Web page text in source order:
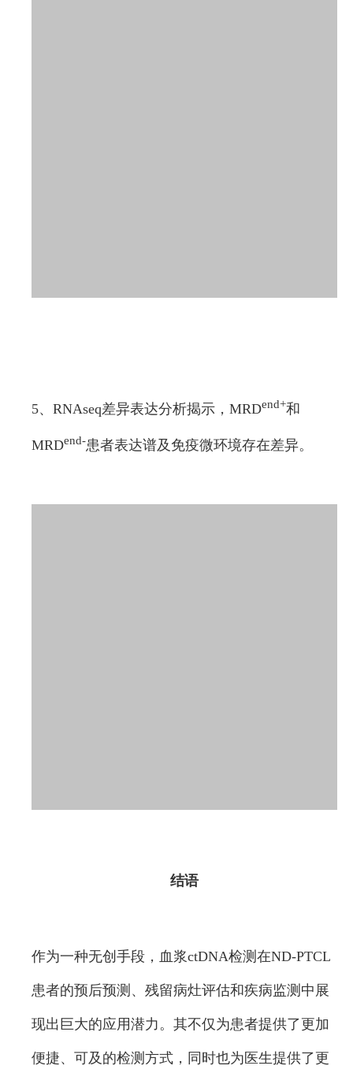
5、RNAseq差异表达分析揭示，MRDend+和
MRDend-患者表达谱及免疫微环境存在差异。
结语
作为一种无创手段，血浆ctDNA检测在ND-PTCL
患者的预后预测、残留病灶评估和疾病监测中展
现出巨大的应用潜力。其不仅为患者提供了更加
便捷、可及的检测方式，同时也为医生提供了更